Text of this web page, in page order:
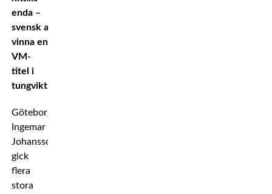
enda –
svensk att
vinna en
VM-
titel i
tungvikt.
Göteborgaren
Ingemar
Johansson
gick
flera
stora